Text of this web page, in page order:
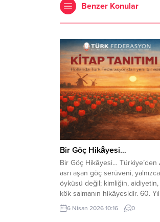
Benzer Konular
Bir Göç Hikâyesi…
Bir Göç Hikâyesi… Türkiye’den
asrı aşan göç serüveni,
öyküsü değil; kimliğin, aidiyetin,
kök salmanın hikâyesidir. 60.
Olmak” adlı eser, bu çok
hem toplumsal boyutlarıyla ele
6 Nisan 2026 10:16 0